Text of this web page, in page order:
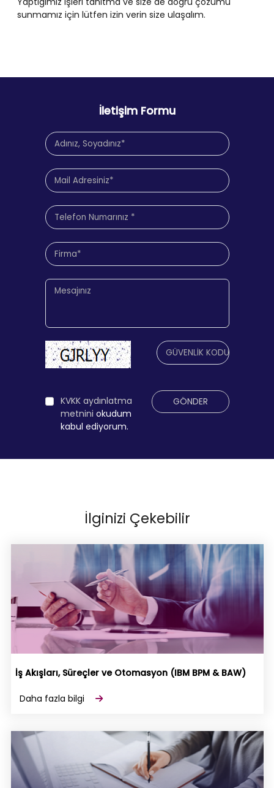
sunmamız için lütfen izin verin size ulaşalım.
İletişim Formu
KVKK aydınlatma
metnini okudum
kabul ediyorum.
GÖNDER
İlginizi Çekebilir
İş Akışları, Süreçler ve Otomasyon (IBM BPM & BAW)
Daha fazla bilgi